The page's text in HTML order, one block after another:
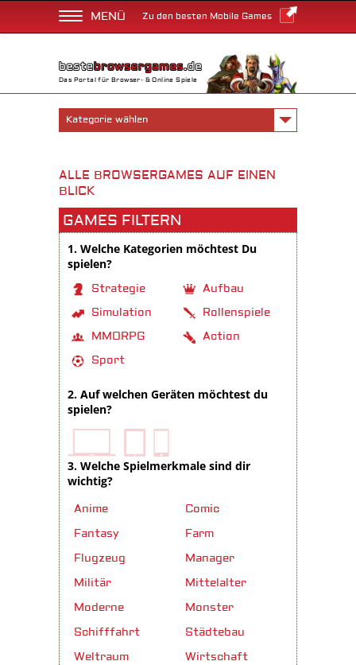
MENÜ Zu den besten Mobile Games
Das Portal für Browser- & Online Spiele
Kategorie wählen
ALLE BROWSERGAMES AUF EINEN
BLICK
GAMES FILTERN
1. Welche Kategorien möchtest Du
spielen?
Strategie
Aufbau
Simulation
Rollenspiele
MMORPG
Action
Sport
2. Auf welchen Geräten möchtest du
spielen?
3. Welche Spielmerkmale sind dir
wichtig?
Anime
Comic
Fantasy
Farm
Flugzeug
Manager
Militär
Mittelalter
Moderne
Monster
Schifffahrt
Städtebau
Weltraum
Wirtschaft